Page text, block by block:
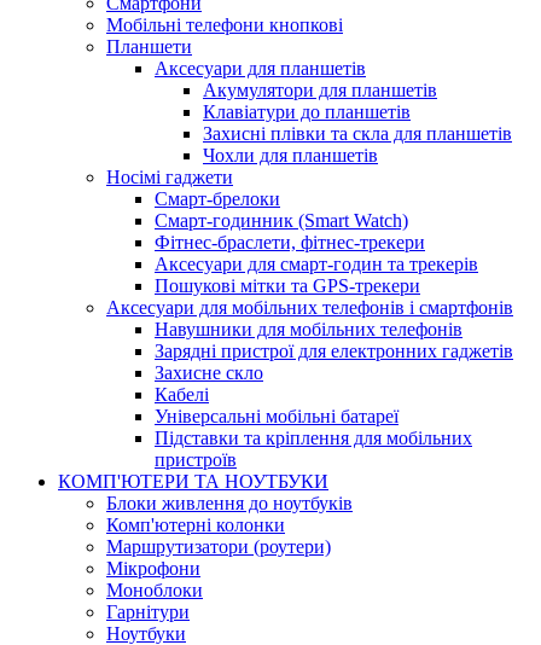
Мобільні телефони кнопкові
Планшети
Аксесуари для планшетів
Акумулятори для планшетів
Клавіатури до планшетів
Захисні плівки та скла для планшетів
Чохли для планшетів
Носімі гаджети
Смарт-брелоки
Смарт-годинник (Smart Watch)
Фітнес-браслети, фітнес-трекери
Аксесуари для смарт-годин та трекерів
Пошукові мітки та GPS-трекери
Аксесуари для мобільних телефонів і смартфонів
Навушники для мобільних телефонів
Зарядні пристрої для електронних гаджетів
Захисне скло
Кабелі
Універсальні мобільні батареї
Підставки та кріплення для мобільних
пристроїв
КОМП'ЮТЕРИ ТА НОУТБУКИ
Блоки живлення до ноутбуків
Комп'ютерні колонки
Маршрутизатори (роутери)
Мікрофони
Моноблоки
Гарнітури
Ноутбуки